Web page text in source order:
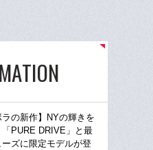
ラの新作】NYの輝きを
「PURE DRIVE」と最
ーズに限定モデルが登